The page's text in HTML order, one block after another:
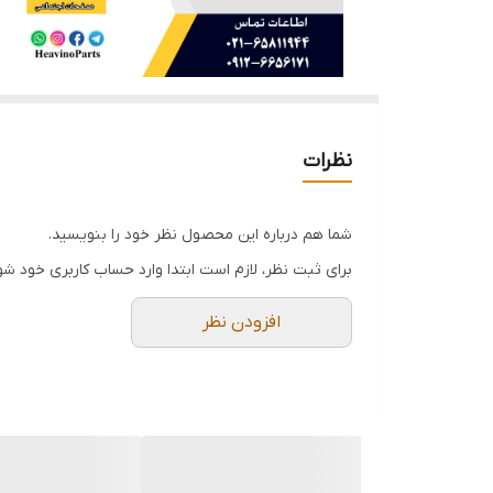
نظرات
شما هم درباره این محصول نظر خود را بنویسید.
برای ثبت نظر، لازم است ابتدا وارد حساب کاربری خود
افزودن نظر